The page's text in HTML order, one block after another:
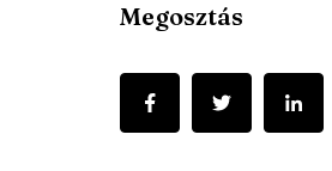
Megosztás